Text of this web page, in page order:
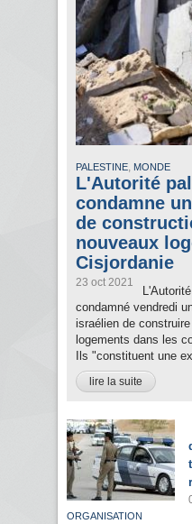
PALESTINE, MONDE
L'Autorité
condamne
de
nouveaux
Cisjordanie
23 oct 2021
condamné vendredi
israélien de
logements dans les
Ils "constituent une
lire la suite
ORGANISATION